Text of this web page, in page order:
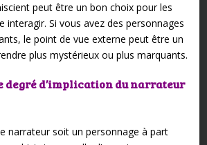
peut être un bon choix pour les
interagir. Si vous avez des personnages
le point de vue externe peut être un
plus mystérieux ou plus marquants.
degré d’implication du narrateur
narrateur soit un personnage à part